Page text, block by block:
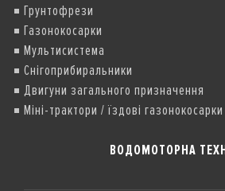
Грунтофрези
Газонокосарки
Мультисистема
Снігоприбиральники
Двигуни загального призначення
Міні-трактори / їздові газонокосарки
ВОДОМОТОРНА